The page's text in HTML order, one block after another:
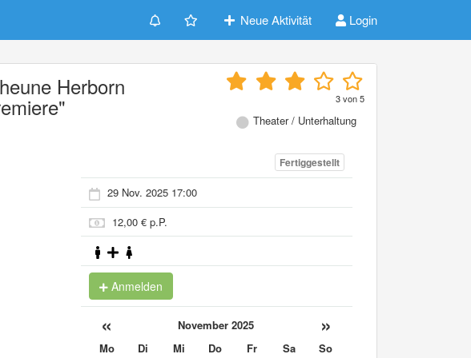
Neue Aktivität Login
Herborn 3von5
Theater / Unterhaltung
Fertiggestellt
29 Nov. 2025 17:00
12,00 € p.P.
Anmelden
« November 2025 »
Mo Di Mi Do Fr Sa
So